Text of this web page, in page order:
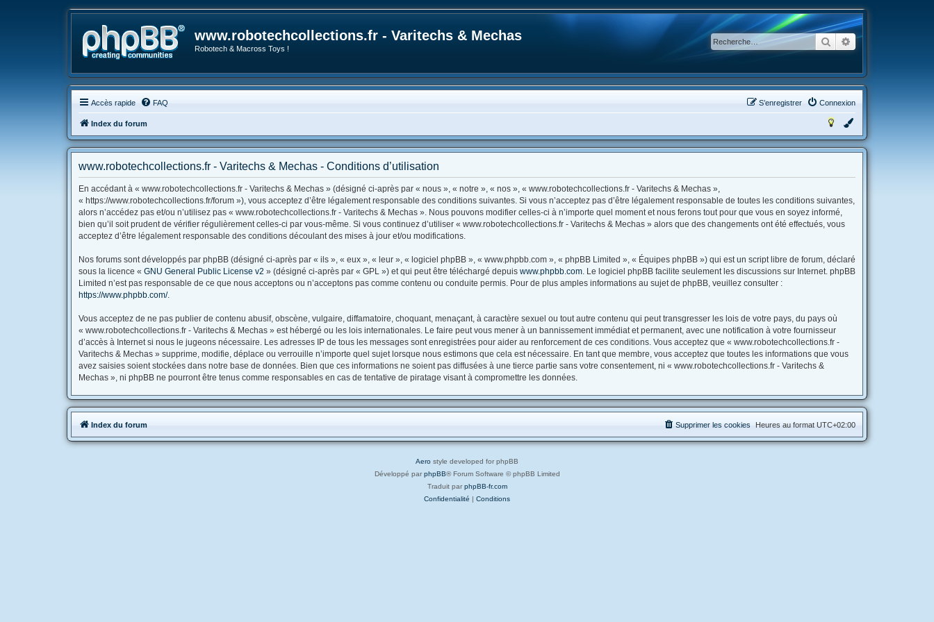
www.robotechcollections.fr - Varitechs & Mechas
Robotech & Macross Toys !
RechercherRecherche avancée
Accès rapide FAQ Connexion
S’enregistrer
Index du forum
www.robotechcollections.fr - Varitechs & Mechas - Conditions d’utilisation
En accédant à « www.robotechcollections.fr - Varitechs & Mechas » (désigné ci-après par « nous », « notre », « nos », « www.robotechcollections.fr - Varitechs & Mechas »,
« https://www.robotechcollections.fr/forum »), vous acceptez d’être légalement responsable des conditions suivantes. Si vous n’acceptez pas d’être légalement responsable de toutes les conditions suivantes,
alors n’accédez pas et/ou n’utilisez pas « www.robotechcollections.fr - Varitechs & Mechas ». Nous pouvons modifier celles-ci à n’importe quel moment et nous ferons tout pour que vous en soyez informé,
bien qu’il soit prudent de vérifier régulièrement celles-ci par vous-même. Si vous continuez d’utiliser « www.robotechcollections.fr - Varitechs & Mechas » alors que des changements ont été effectués, vous
acceptez d’être légalement responsable des conditions découlant des mises à jour et/ou modifications.
Nos forums sont développés par phpBB (désigné ci-après par « ils », « eux », « leur », « logiciel phpBB », « www.phpbb.com », « phpBB Limited », « Équipes phpBB ») qui est un script libre de forum, déclaré
sous la licence « GNU General Public License v2 » (désigné ci-après par « GPL ») et qui peut être téléchargé depuis www.phpbb.com. Le logiciel phpBB facilite seulement les discussions sur Internet. phpBB
Limited n’est pas responsable de ce que nous acceptons ou n’acceptons pas comme contenu ou conduite permis. Pour de plus amples informations au sujet de phpBB, veuillez consulter :
https://www.phpbb.com/.
Vous acceptez de ne pas publier de contenu abusif, obscène, vulgaire, diffamatoire, choquant, menaçant, à caractère sexuel ou tout autre contenu qui peut transgresser les lois de votre pays, du pays où
« www.robotechcollections.fr - Varitechs & Mechas » est hébergé ou les lois internationales. Le faire peut vous mener à un bannissement immédiat et permanent, avec une notification à votre fournisseur
d’accès à Internet si nous le jugeons nécessaire. Les adresses IP de tous les messages sont enregistrées pour aider au renforcement de ces conditions. Vous acceptez que « www.robotechcollections.fr -
Varitechs & Mechas » supprime, modifie, déplace ou verrouille n’importe quel sujet lorsque nous estimons que cela est nécessaire. En tant que membre, vous acceptez que toutes les informations que vous
avez saisies soient stockées dans notre base de données. Bien que ces informations ne soient pas diffusées à une tierce partie sans votre consentement, ni « www.robotechcollections.fr - Varitechs &
Mechas », ni phpBB ne pourront être tenus comme responsables en cas de tentative de piratage visant à compromettre les données.
Index du forum Heures au format UTC+02:00
Supprimer les cookies
Aero style developed for phpBB
Développé par phpBB® Forum Software © phpBB Limited
Traduit par phpBB-fr.com
Confidentialité | Conditions